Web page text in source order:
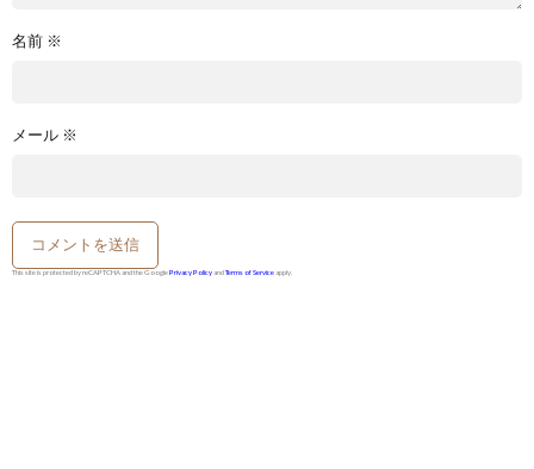
名前 ※
メール ※
This site is protected by reCAPTCHA and the GooglePrivacy Policy andTerms of Service apply.